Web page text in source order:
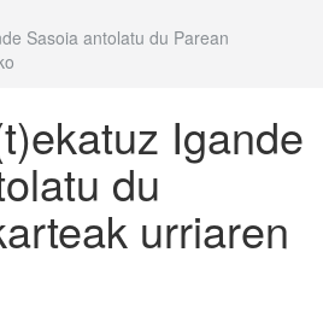
Sasoia antolatu du Parean
Igande
du
urriaren